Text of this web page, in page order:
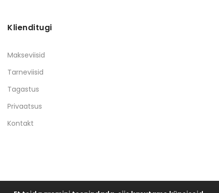
Klienditugi
Makseviisid
Tarneviisid
Tagastus
Privaatsus
Kontakt